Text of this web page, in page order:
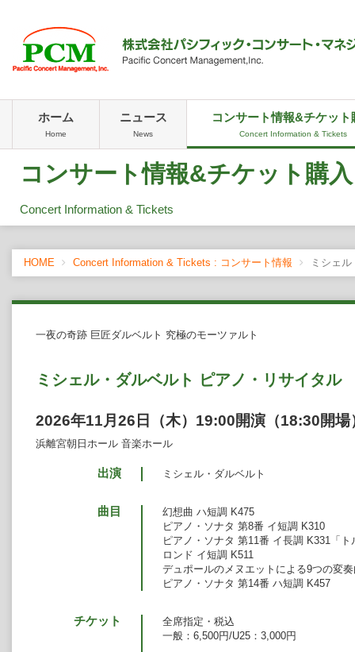
ホーム
Home
ニュース
News
コンサート情報&チケット
Concert Information & Tickets
コンサート情報&チケット購入
Concert Information & Tickets
HOME Concert Information & Tickets : コンサート情報 ミシェ
一夜の奇跡 巨匠ダルベルト 究極のモーツァルト
ミシェル・ダルベルト ピアノ・リサイタル
2026年11月26日（木）19:00開演（18:30開場
浜離宮朝日ホール 音楽ホール
出演 ミシェル・ダルベルト
曲目
幻想曲 ハ短調 K475
ピアノ・ソナタ 第8番 イ短調 K310
ピアノ・ソナタ 第11番 イ長調 K331「
ロンド イ短調 K511
デュポールのメヌエットによる9つの変
ピアノ・ソナタ 第14番 ハ短調 K457
チケット
全席指定・税込
一般：6,500円/U25：3,000円